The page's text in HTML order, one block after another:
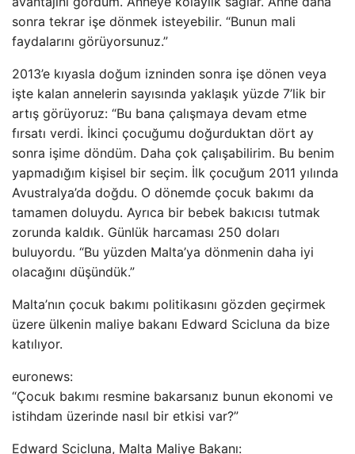
sonra tekrar işe dönmek isteyebilir. “Bunun mali
faydalarını görüyorsunuz.”
2013’e kıyasla doğum izninden sonra işe dönen veya
işte kalan annelerin sayısında yaklaşık yüzde 7’lik bir
artış görüyoruz: “Bu bana çalışmaya devam etme
fırsatı verdi. İkinci çocuğumu doğurduktan dört ay
sonra işime döndüm. Daha çok çalışabilirim. Bu benim
yapmadığım kişisel bir seçim. İlk çocuğum 2011 yılında
Avustralya’da doğdu. O dönemde çocuk bakımı da
tamamen doluydu. Ayrıca bir bebek bakıcısı tutmak
zorunda kaldık. Günlük harcaması 250 doları
buluyordu. “Bu yüzden Malta’ya dönmenin daha iyi
olacağını düşündük.”
Malta’nın çocuk bakımı politikasını gözden geçirmek
üzere ülkenin maliye bakanı Edward Scicluna da bize
katılıyor.
euronews:
“Çocuk bakımı resmine bakarsanız bunun ekonomi ve
istihdam üzerinde nasıl bir etkisi var?”
Edward Scicluna, Malta Maliye Bakanı: